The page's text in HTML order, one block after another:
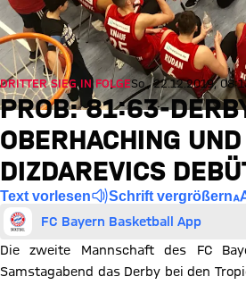
DRITTER SIEG IN FOLGESo., 22.12.2019,
PROB: 81:63-
OBERHACHING UND
DIZDAREVICS
Text vorlesen Schrift vergrößern
FC Bayern Basketball App
Die zweite Mannschaft des FC
Samstagabend das Derby bei den